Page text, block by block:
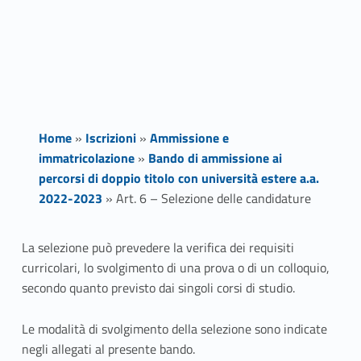
Home» Iscrizioni» Ammissione e
immatricolazione» Bando di ammissione ai
percorsi di doppio titolo con università estere a.a.
2022-2023 » Art. 6 – Selezione delle candidature
A
r
t
.
La selezione può prevedere la verifica dei requisiti
curricolari, lo svolgimento di una prova o di un colloquio,
secondo quanto previsto dai singoli corsi di studio.
Le modalità di svolgimento della selezione sono indicate
negli allegati al presente bando.